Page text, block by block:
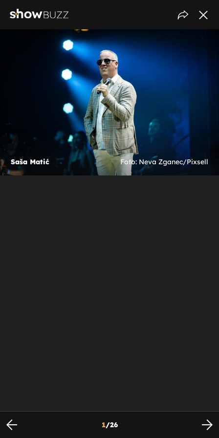
Saša Matić Foto: Neva Zganec/Pixsell
1/26